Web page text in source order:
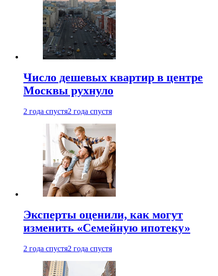
Число дешевых квартир в центре
Москвы рухнуло
2 года спустя2 года спустя
Эксперты оценили, как могут
изменить «Семейную ипотеку»
2 года спустя2 года спустя